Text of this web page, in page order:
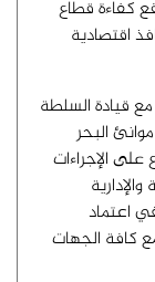
كفاءة قطاع
اقتصادية
قيادة السلطة
البحر
على الإجراءات
اعتماد
كافة الجهات